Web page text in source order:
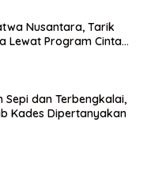
Nusantara, Tarik
Lewat Program Cinta
Sepi dan Terbengkalai,
Kades Dipertanyakan